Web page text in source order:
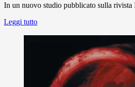
In un nuovo studio pubblicato sulla
Leggi tutto